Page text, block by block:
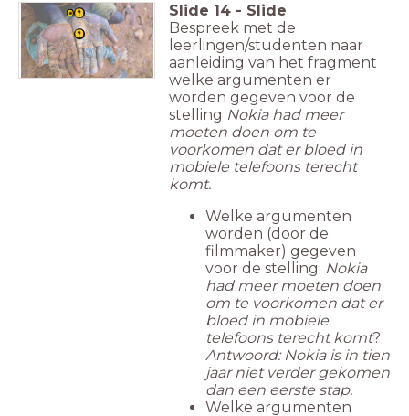
Slide 14 - Slide
Bespreek met de
leerlingen/studenten naar
aanleiding van het fragment
welke argumenten er
worden gegeven voor de
stelling Nokia had meer
moeten doen om te
voorkomen dat er bloed in
mobiele telefoons terecht
komt.
Welke argumenten
worden (door de
filmmaker) gegeven
voor de stelling: Nokia
had meer moeten doen
om te voorkomen dat er
bloed in mobiele
telefoons terecht komt?
Antwoord: Nokia is in tien
jaar niet verder gekomen
dan een eerste stap.
Welke argumenten